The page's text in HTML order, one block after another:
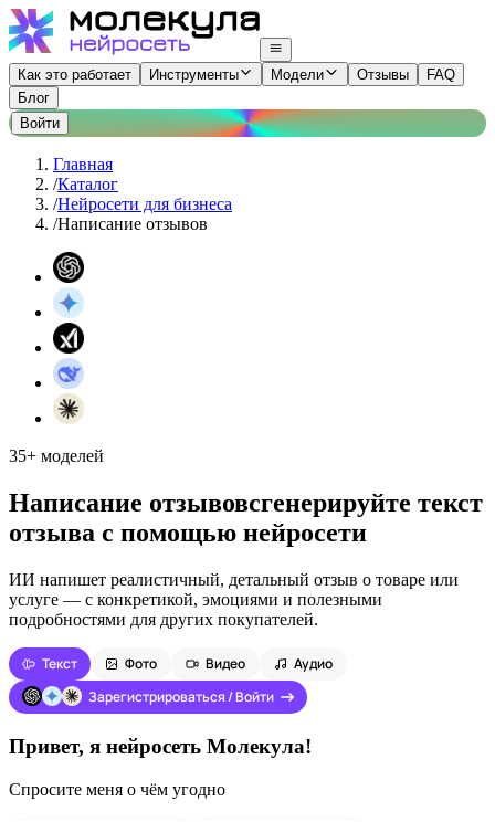
Как это работает Инструменты Модели Отзывы
FAQ
Блог
Войти
Главная
/Каталог
/Нейросети для бизнеса
/Написание отзывов
35+ моделей
Написание отзывовсгенерируйте текст
отзыва с помощью нейросети
ИИ напишет реалистичный, детальный отзыв о товаре или
услуге — с конкретикой, эмоциями и полезными
подробностями для других покупателей.
Текст Фото Видео
Аудио
Зарегистрироваться / Войти
Привет, я нейросеть Молекула!
Спросите меня о чём угодно